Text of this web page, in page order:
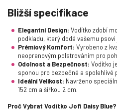
Bližší specifikace
Elegantní Design: Vodítko zdobí
podkladu, který dodá vašemu
Prémiový Komfort: Vyrobeno z
neoprenovým polstrováním pro
Odolnost a Bezpečnost: Vodítko
sponou pro bezpečné a spolehlivé
Ideální Velikost: Navrženo
152 cm a šířkou 2 cm.
Proč Vybrat Vodítko Jofi Daisy Blue?